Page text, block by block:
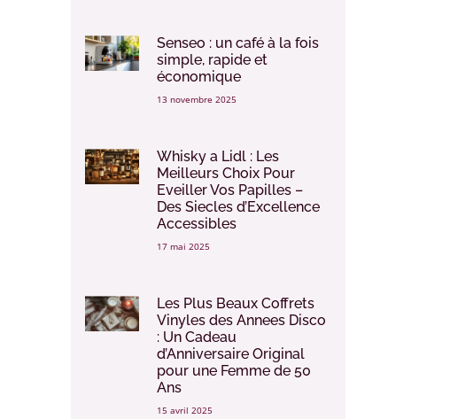
Senseo : un café à la fois
simple, rapide et
économique
13 novembre 2025
Whisky a Lidl : Les
Meilleurs Choix Pour
Eveiller Vos Papilles –
Des Siecles d’Excellence
Accessibles
17 mai 2025
Les Plus Beaux Coffrets
Vinyles des Annees Disco
: Un Cadeau
d’Anniversaire Original
pour une Femme de 50
Ans
15 avril 2025